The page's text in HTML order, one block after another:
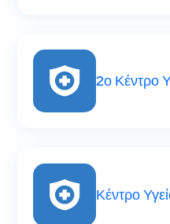
2ο Κέντρο
Κέντρο